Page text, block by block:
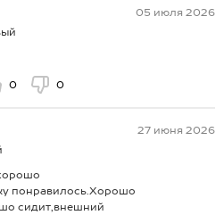
05 июля 2026
0 0
27 июня 2026
понравилось.Хорошо
сидит,внешний